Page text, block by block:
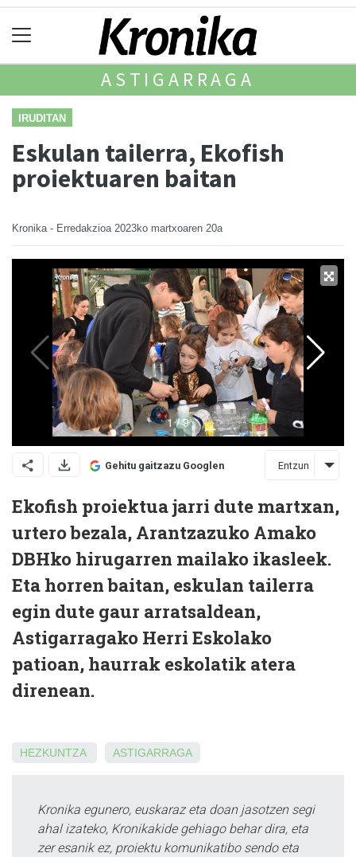
ASTIGARRAGA
IRUDITAN
Eskulan tailerra, Ekofish
proiektuaren baitan
Kronika - Erredakzioa 2023ko martxoaren 20a
Gehitu gaitzazu Googlen Entzun
Ekofish proiektua jarri dute martxan,
urtero bezala, Arantzazuko Amako
DBHko hirugarren mailako ikasleek.
Eta horren baitan, eskulan tailerra
egin dute gaur arratsaldean,
Astigarragako Herri Eskolako
patioan, haurrak eskolatik atera
direnean.
HEZKUNTZA ASTIGARRAGA
Kronika egunero, euskaraz eta doan jasotzen segi
ahal izateko, Kronikakide gehiago behar dira, eta
zer esanik ez, proiektu komunikatibo sendo eta